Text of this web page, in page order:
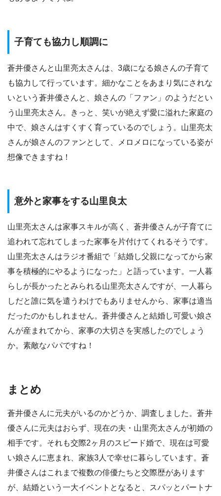
子育ても協力し順調に
蒼井優さんと山里亮太さんは、3歳になる娘さんの子育て
も協力して行っています。細かなことをあまり気にされな
いという蒼井優さんと、娘さんの「ファン」のようだとい
う山里亮太さん。きっと、笑いが絶えず愛に溢れた家庭の
中で、娘さんはすくすく育っているのでしょう。山里亮太
さんが娘さんのファンとして、メロメロになっている姿が
想像できますね！
意外と家事をする山里良太
山里亮太さんは家事スキルが高く、蒼井優さんが子育てに
追われて忘れてしまった家事を片付けてくれるそうです。
山里亮太さんはラジオ番組で「結婚し父親になってから家
事を積極的にやるようになった」と語っています。一人暮
らしが長かったとみられる山里亮太さんですが、一人暮ら
しだと誰に気を遣うわけでもありませんから、家事は適当
だったのかもしれません。蒼井優さんと結婚し可愛い娘さ
んが産まれてから、家事の大切さを実感したのでしょう
か。素敵なパパですね！
まとめ
蒼井優さんに元夫がいるのかどうか、調査しました。蒼井
優さんに元夫はおらず、現在の夫・山里亮太さんが初婚の
相手です。それも交際2ヶ月のスピード婚で、現在は可愛
い娘さんに恵まれ、家族3人で幸せに暮らしています。蒼
井優さんはこれまで複数の俳優たちと交際歴があります
が、結婚という一大イベントとなると、スパッとパートナ